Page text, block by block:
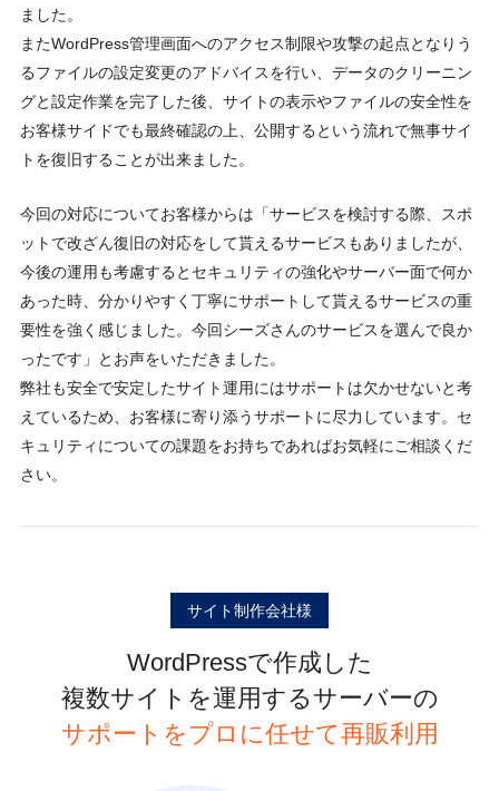
ました。
またWordPress管理画面へのアクセス制限や攻撃の起点となりう
るファイルの設定変更のアドバイスを行い、データのクリーニン
グと設定作業を完了した後、サイトの表示やファイルの安全性を
お客様サイドでも最終確認の上、公開するという流れで無事サイ
トを復旧することが出来ました。
今回の対応についてお客様からは「サービスを検討する際、スポ
ットで改ざん復旧の対応をして貰えるサービスもありましたが、
今後の運用も考慮するとセキュリティの強化やサーバー面で何か
あった時、分かりやすく丁寧にサポートして貰えるサービスの重
要性を強く感じました。今回シーズさんのサービスを選んで良か
ったです」とお声をいただきました。
弊社も安全で安定したサイト運用にはサポートは欠かせないと考
えているため、お客様に寄り添うサポートに尽力しています。セ
キュリティについての課題をお持ちであればお気軽にご相談くだ
さい。
サイト制作会社様
WordPressで作成した
複数サイトを運用するサーバーの
サポートをプロに任せて再販利用